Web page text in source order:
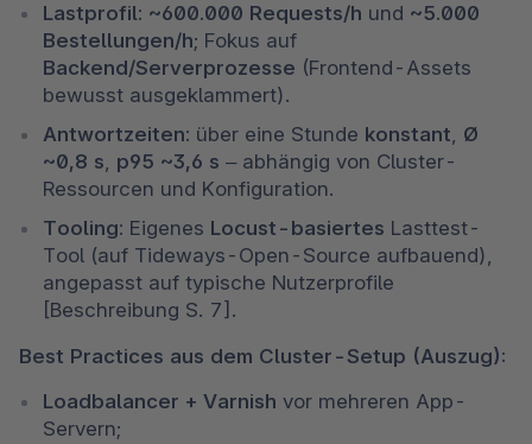
Lastprofil: ~600.000 Requests/h und ~5.000
Bestellungen/h
Backend/Serverprozesse (Frontend-Assets
bewusst ausgeklammert).
Antwortzeiten: über eine Stunde konstant, Ø
~0,8 s, p95 ~3,6 s – abhängig von Cluster-
Ressourcen und Konfiguration.
Tooling: Eigenes Locust-basiertes Lasttest-
Tool (auf Tideways-Open-Source aufbauend),
angepasst auf typische Nutzerprofile
[Beschreibung S. 7].
Best Practices aus dem Cluster-Setup (Auszug):
Loadbalancer + Varnish vor mehreren App-
Servern;